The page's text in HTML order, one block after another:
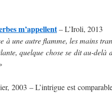
m’appellent– L’Iroli, 2013
à une autre flamme, les mains
quelque chose se dit au-delà
2003 – L’intrigue est